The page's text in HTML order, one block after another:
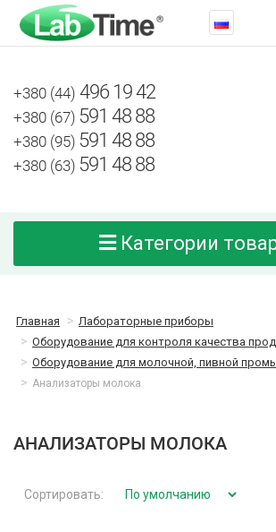
+380 (44) 496 19 42
+380 (67) 591 48 88
+380 (95) 591 48 88
+380 (63) 591 48 88
Категории
Главная
Лабораторные приборы
Оборудование для контроля качества
Оборудование для молочной, пивной
Анализаторы молока
АНАЛИЗАТОРЫ МОЛОКА
Сортировать: